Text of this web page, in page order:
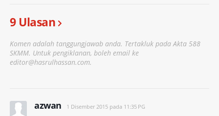
9 Ulasan
Komen adalah tanggungjawab anda. Tertakluk pada Akta 588
SKMM. Untuk pengiklanan, boleh email ke
editor@hasrulhassan.com.
azwan 1 Disember 2015 pada 11:35 PG